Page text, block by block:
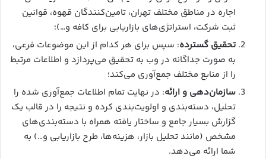
اجاره در مناطق مختلف تهران، تامین‌کنندگان قهوه، قوانین
ثبت شرکت، استراتژی‌های بازاریابی برای کافه و…)؛
تحقیق گسترده: سپس برای هر کدام از این موضوعات فرعی،
به صورت جداگانه در وب به تحقیق می‌پردازد و اطلاعات مرتبط
را از منابع مختلف جمع‌آوری می‌کند؛
سازمان‌دهی و ارائه: در نهایت تمام اطلاعات جمع‌آوری شده را
تحلیل، دسته‌بندی و اولویت‌بندی کرده و نتیجه را در قالب یک
گزارش بسیار جامع و ساختار یافته همراه با دسته‌بندی‌های
مشخص (مانند تحلیل بازار، هزینه‌ها، طرح بازاریابی و…) به
شما ارائه می‌دهد.